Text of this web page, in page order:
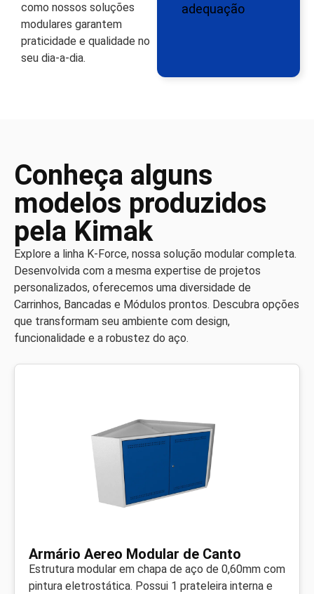
como nossos soluções
modulares garantem
praticidade e qualidade no
seu dia-a-dia.
adequação
Conheça alguns
modelos produzidos
pela Kimak
Explore a linha K-Force, nossa solução modular completa.
Desenvolvida com a mesma expertise de projetos
personalizados, oferecemos uma diversidade de
Carrinhos, Bancadas e Módulos prontos. Descubra opções
que transformam seu ambiente com design,
funcionalidade e a robustez do aço.
Armário Aereo Modular de Canto
Estrutura modular em chapa de aço de 0,60mm com
pintura eletrostática. Possui 1 prateleira interna e